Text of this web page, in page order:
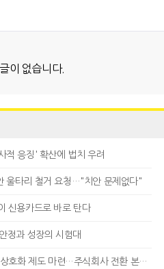
이 없습니다.
적 응징' 확산에 법치 우려
울타리 철거 요청…"치안 문제없다"
신용카드로 바로 탄다
정과 성장의 시험대
화 제도 마련…주식회사 전환 본격화